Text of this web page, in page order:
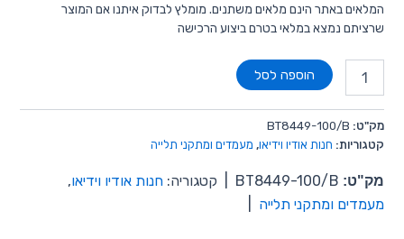
המלאים באתר הינם מלאים משתנים. מומלץ לבדוק איתנו אם המוצר
שרציתם נמצא במלאי בטרם ביצוע הרכישה
הוספה לסל
מק"ט: BT8449-100/B
קטגוריות: חנות אודיו וידיאו, מעמדים ומתקני תלייה
מק"ט: קטגוריה:חנות אודיו וידיאו,
מעמדים ומתקני תלייה